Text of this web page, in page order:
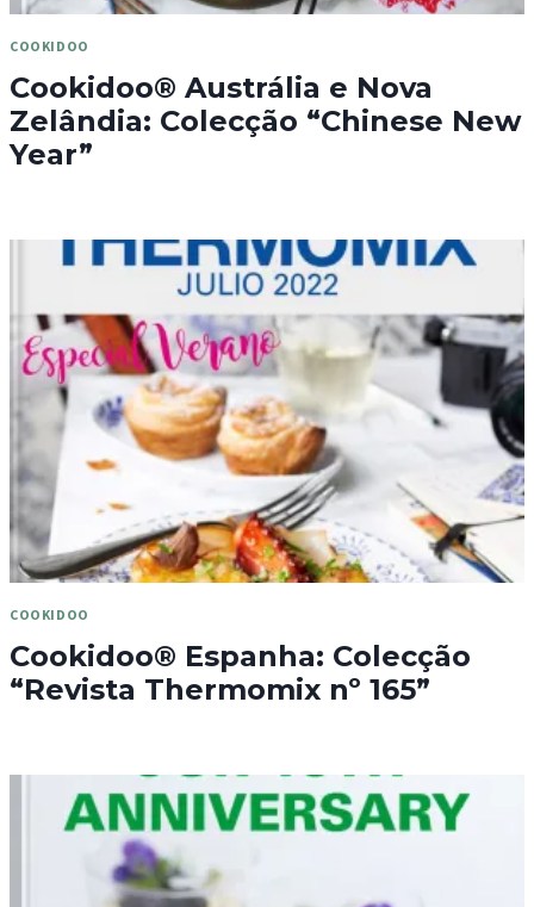
COOKIDOO
Cookidoo® Austrália e Nova
Zelândia: Colecção “Chinese New
Year”
COOKIDOO
Cookidoo® Espanha: Colecção
“Revista Thermomix nº 165”